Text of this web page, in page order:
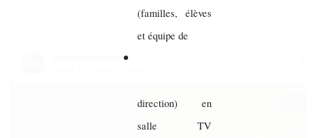
(familles, élèves
et équipe de
direction) en
salle TV